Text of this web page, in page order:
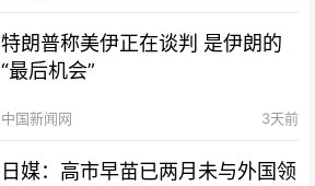
特朗普称美伊正在谈判 是伊朗的
“最后机会”
中国新闻网 3天前
日媒：高市早苗已两月未与外国领